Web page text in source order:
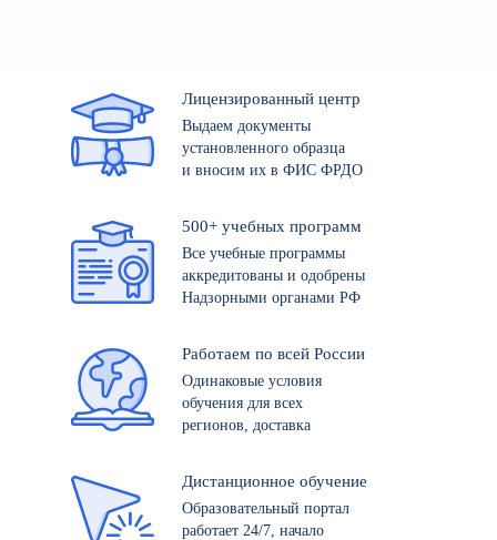
Лицензированный центр
Выдаем документы
установленного образца
и вносим их в ФИС ФРДО
500+ учебных программ
Все учебные программы
аккредитованы и одобрены
Надзорными органами РФ
Работаем по всей России
Одинаковые условия
обучения для всех
регионов, доставка
Дистанционное обучение
Образовательный портал
работает 24/7, начало